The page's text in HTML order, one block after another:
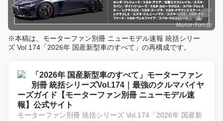
※本稿は、モーターファン別冊 ニューモデル速報 統括シリー
ズ Vol.174「2026年 国産新型車のすべて」の再構成です。
「2026年 国産新型車のすべて」モーターファン
別冊 統括シリーズVol.174｜最強のクルマバイヤ
ーズガイド【モーターファン別冊 ニューモデル速
報】公式サイト
モーターファン別冊 統括シリーズ Vol.174「2026年 国産新